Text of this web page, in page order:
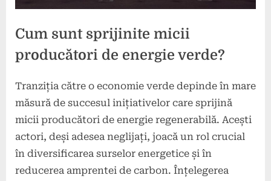
Cum sunt sprijinite micii
producători de energie verde?
Posted
on
22
februarie
2025
By
press
Tranziția către o economie verde depinde în mare
măsură de succesul inițiativelor care sprijină
micii producători de energie regenerabilă. Acești
actori, deși adesea neglijați, joacă un rol crucial
în diversificarea surselor energetice și în
reducerea amprentei de carbon. Înțelegerea